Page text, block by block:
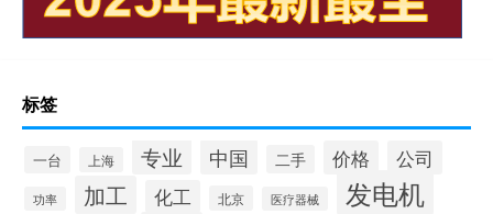
标签
一台 上海 专业 中国 二手 价格 公司
功率 加工 化工 北京 医疗器械 发电机